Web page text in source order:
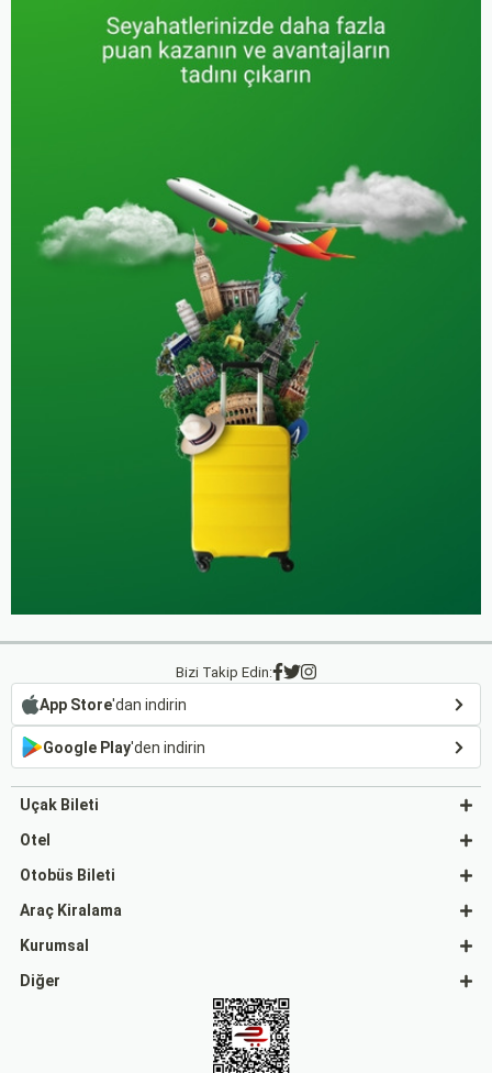
Bizi Takip Edin:
App Store'dan indirin
Google Play'den indirin
Uçak Bileti
Otel
Otobüs Bileti
Araç Kiralama
Kurumsal
Diğer